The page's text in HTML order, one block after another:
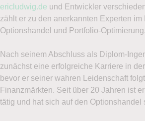
ericludwig.de und Entwickler
zählt er zu den anerkannten Experten im
Optionshandel und Portfolio-Optimierung.
Nach seinem Abschluss als Diplom-
zunächst eine erfolgreiche Karriere in
bevor er seiner wahren Leidenschaft
Finanzmärkten. Seit über 20 Jahren ist
tätig und hat sich auf den Optionshandel